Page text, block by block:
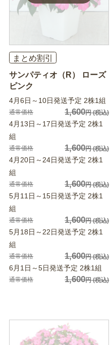
まとめ割引
サンパティオ（R） ローズ
ピンク
4月6日～10日発送予定 2株1組
通常価格 1,600円(税込)
4月13日～17日発送予定 2株1
組
通常価格 1,600円(税込)
4月20日～24日発送予定 2株1
組
通常価格 1,600円(税込)
5月11日～15日発送予定 2株1
組
通常価格 1,600円(税込)
5月18日～22日発送予定 2株1
組
通常価格 1,600円(税込)
6月1日～5日発送予定 2株1組
通常価格 1,600円(税込)